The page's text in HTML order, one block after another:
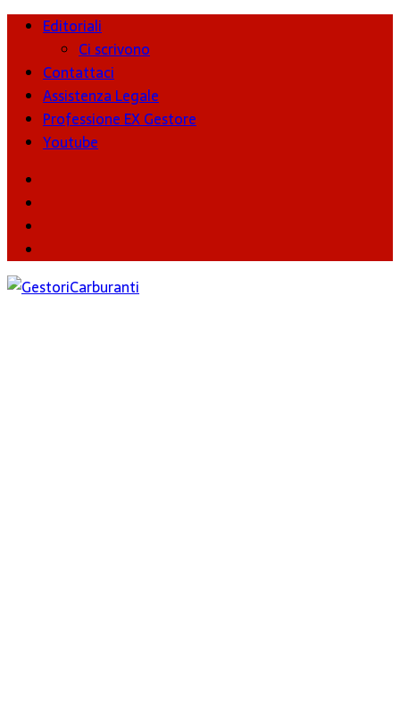
Editoriali
Ci scrivono
Contattaci
Assistenza Legale
Professione EX Gestore
Youtube